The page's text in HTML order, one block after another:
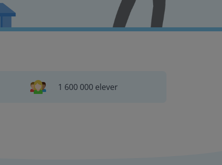
1 600 000 elever